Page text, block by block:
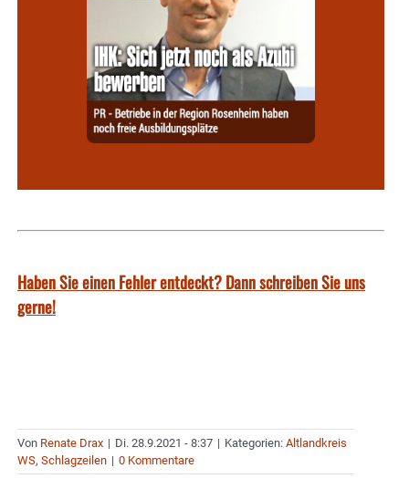
Haben Sie einen Fehler entdeckt? Dann schreiben Sie uns
gerne!
Von Renate Drax | Di. 28.9.2021 - 8:37 | Kategorien: Altlandkreis
WS, Schlagzeilen | 0 Kommentare